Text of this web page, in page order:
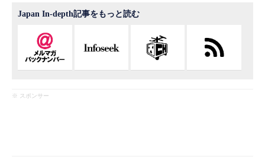
Japan In-depth記事をもっと読む
※ スポンサー